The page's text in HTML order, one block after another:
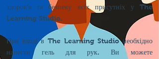
здоров’я та безпеку всіх присутніх у The
Learning Studio.
При вході в The Learning Studio необхідно
нанести гель для рук. Ви можете